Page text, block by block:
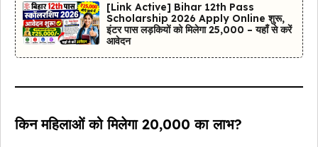
[Link Active] Bihar 12th Pass
Scholarship 2026 Apply Online शुरू,
इंटर पास लड़कियों को मिलेगा ₹25,000 – यहाँ से करें
आवेदन
किन महिलाओं को मिलेगा ₹20,000 का लाभ?